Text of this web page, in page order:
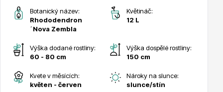
Růže KORDES
Botanický název:
Rhododendron
´Nova Zembla
Květináč:
12 L
Výška dodané rostliny:
60 - 80 cm
Výška dospělé rostliny:
150 cm
Kvete v měsících:
květen - červen
Nároky na slunce:
slunce/stín